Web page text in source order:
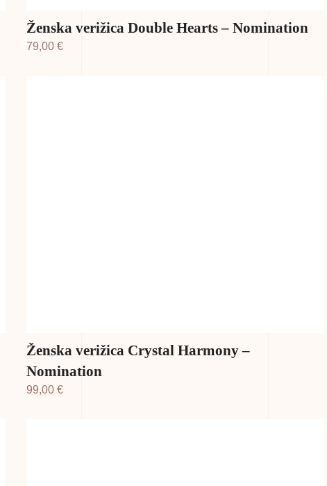
Ženska verižica Double Hearts – Nomination
79,00 €
Ženska verižica Crystal Harmony –
Nomination
99,00 €